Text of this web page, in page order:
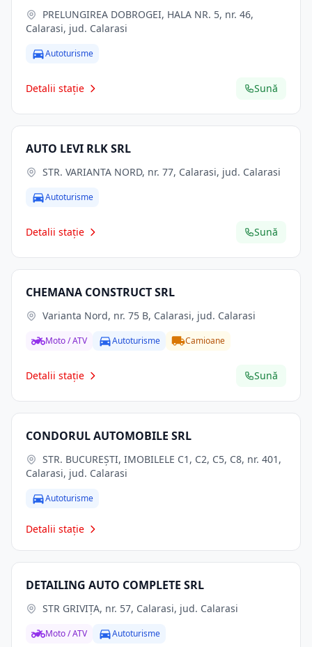
Calarasi, jud. Calarasi
Autoturisme
Detalii stație Sună
AUTO LEVI RLK SRL
STR. VARIANTA NORD, nr. 77, Calarasi, jud. Calarasi
Autoturisme
Detalii stație Sună
CHEMANA CONSTRUCT SRL
Varianta Nord, nr. 75 B, Calarasi, jud. Calarasi
Moto / ATV Autoturisme Camioane
Detalii stație Sună
CONDORUL AUTOMOBILE SRL
Calarasi, jud. Calarasi
Autoturisme
Detalii stație
DETAILING AUTO COMPLETE SRL
STR GRIVIŢA, nr. 57, Calarasi, jud. Calarasi
Moto / ATV Autoturisme